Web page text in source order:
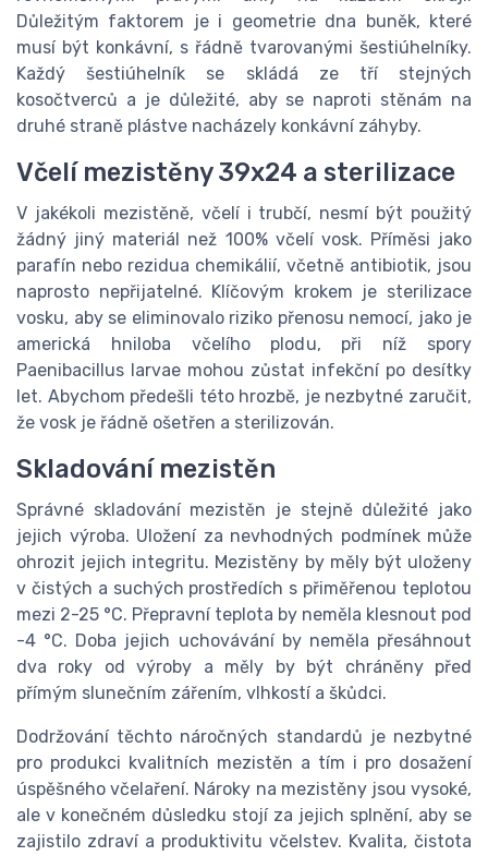
Důležitým faktorem je i geometrie dna buněk, které
musí být konkávní, s řádně tvarovanými šestiúhelníky.
Každý šestiúhelník se skládá ze tří stejných
kosočtverců a je důležité, aby se naproti stěnám na
druhé straně plástve nacházely konkávní záhyby.
Včelí mezistěny 39x24 a sterilizace
V jakékoli mezistěně, včelí i trubčí, nesmí být použitý
žádný jiný materiál než 100% včelí vosk. Příměsi jako
parafín nebo rezidua chemikálií, včetně antibiotik, jsou
naprosto nepřijatelné. Klíčovým krokem je sterilizace
vosku, aby se eliminovalo riziko přenosu nemocí, jako je
americká hniloba včelího plodu, při níž spory
Paenibacillus larvae mohou zůstat infekční po desítky
let. Abychom předešli této hrozbě, je nezbytné zaručit,
že vosk je řádně ošetřen a sterilizován.
Skladování mezistěn
Správné skladování mezistěn je stejně důležité jako
jejich výroba. Uložení za nevhodných podmínek může
ohrozit jejich integritu. Mezistěny by měly být uloženy
v čistých a suchých prostředích s přiměřenou teplotou
mezi 2-25 °C. Přepravní teplota by neměla klesnout pod
-4 °C. Doba jejich uchovávání by neměla přesáhnout
dva roky od výroby a měly by být chráněny před
přímým slunečním zářením, vlhkostí a škůdci.
Dodržování těchto náročných standardů je nezbytné
pro produkci kvalitních mezistěn a tím i pro dosažení
úspěšného včelaření. Nároky na mezistěny jsou vysoké,
ale v konečném důsledku stojí za jejich splnění, aby se
zajistilo zdraví a produktivitu včelstev. Kvalita, čistota